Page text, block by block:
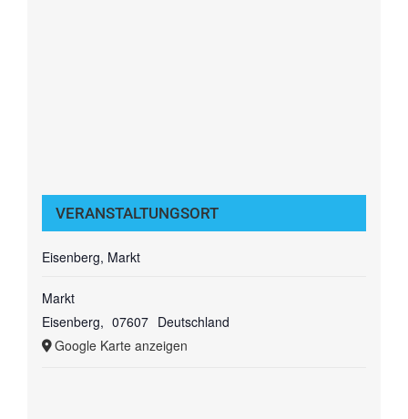
VERANSTALTUNGSORT
Eisenberg, Markt
Markt
Eisenberg, 07607 Deutschland
Google Karte anzeigen